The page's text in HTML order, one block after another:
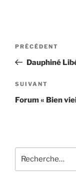
Navigation
l’article
Article
précédent
PRÉCÉDENT
Dauphiné
Article
suivant
SUIVANT
Forum « Bien
pour